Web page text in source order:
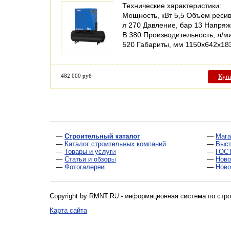
Технические характеристики:
Мощность, кВт 5,5 Объем
л 270 Давление, бар 13
В 380 Производительность, л/
520 Габариты, мм
482 000 руб
— Строительный каталог
— Каталог строительных компаний
— Товары и услуги
— Статьи и обзоры
— Фотогалереи
—
—
—
—
—
Copyright by RMNT.RU - информационная система по
Карта сайта